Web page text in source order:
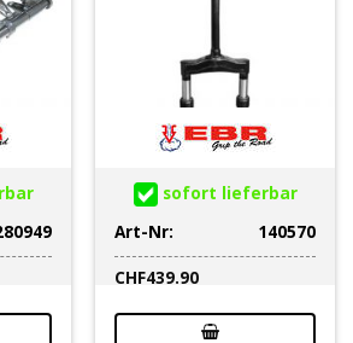
sofort lieferbar
Art-Nr:
140570
CHF439.90